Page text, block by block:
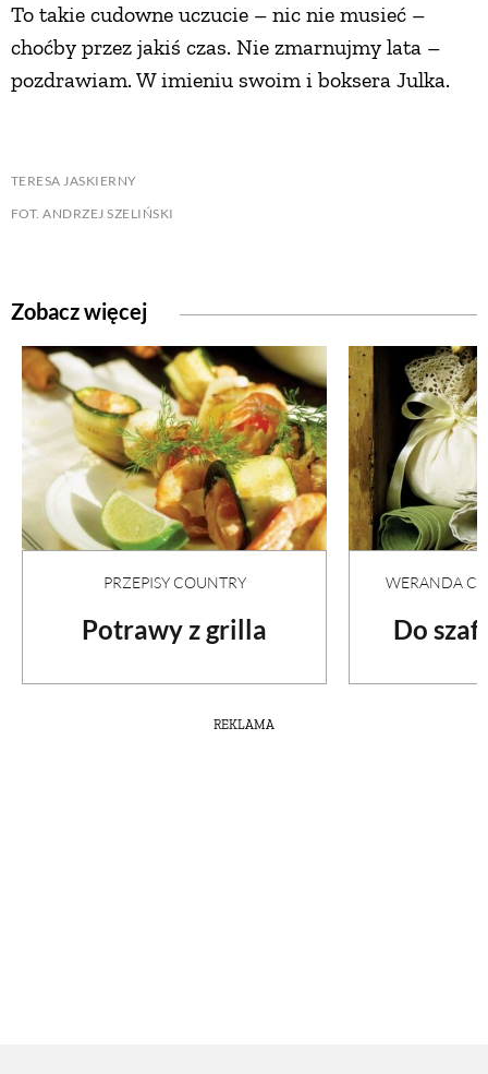
To takie cudowne uczucie – nic nie musieć –
choćby przez jakiś czas. Nie zmarnujmy lata –
pozdrawiam. W imieniu swoim i boksera Julka.
TERESA JASKIERNY
FOT. ANDRZEJ SZELIŃSKI
Zobacz więcej
PRZEPISY COUNTRY
Potrawy z grilla
WERANDA
Do
REKLAMA